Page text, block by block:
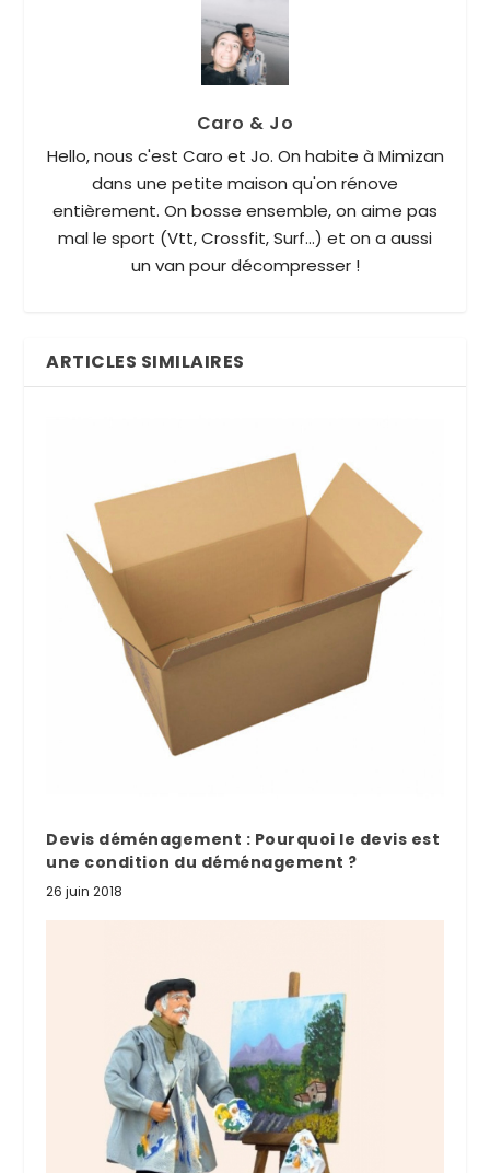
Caro & Jo
Hello, nous c'est Caro et Jo. On habite à Mimizan
dans une petite maison qu'on rénove
entièrement. On bosse ensemble, on aime pas
mal le sport (Vtt, Crossfit, Surf...) et on a aussi
un van pour décompresser !
ARTICLES SIMILAIRES
Devis déménagement : Pourquoi le devis est
une condition du déménagement ?
26 juin 2018